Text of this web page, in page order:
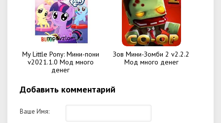
My Little Pony: Мини-пони
v2021.1.0 Мод много
денег
Зов Мини-Зомби 2 v2.2.2
Мод много денег
Добавить комментарий
Ваше Имя: